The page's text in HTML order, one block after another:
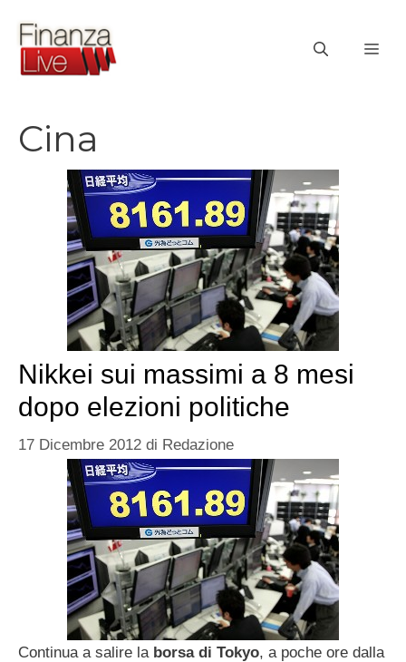
contenuto
Cina
Nikkei sui massimi a 8 mesi
dopo elezioni politiche
17 Dicembre 2012 di Redazione
Continua a salire la borsa di Tokyo, a poche ore dalla